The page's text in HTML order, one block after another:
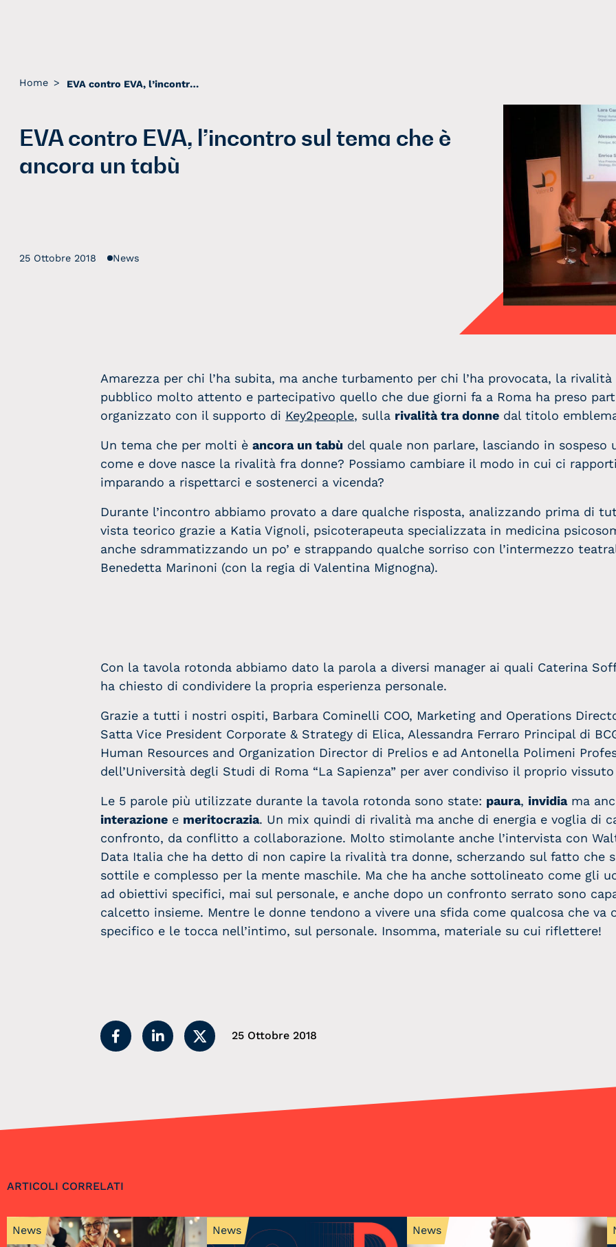
Home > EVA contro EVA, l’incontro sul tema che è ancora un tabù
EVA contro EVA, l’incontro sul tema che è
ancora un tabù
25 Ottobre 2018 News
Amarezza per chi l’ha subita, ma anche turbamento per chi l’ha provocata, la rivalità
pubblico molto attento e partecipativo quello che due giorni fa a Roma ha preso
organizzato con il supporto di Key2people, sulla rivalità tra donne dal titolo
Un tema che per molti è ancora un tabù del quale non parlare, lasciando in sospeso
come e dove nasce la rivalità fra donne? Possiamo cambiare il modo in cui ci
imparando a rispettarci e sostenerci a vicenda?
Durante l’incontro abbiamo provato a dare qualche risposta, analizzando prima di
vista teorico grazie a Katia Vignoli, psicoterapeuta specializzata in medicina
anche sdrammatizzando un po’ e strappando qualche sorriso con l’intermezzo
Benedetta Marinoni (con la regia di Valentina Mignogna).
Con la tavola rotonda abbiamo dato la parola a diversi manager ai quali Caterina
ha chiesto di condividere la propria esperienza personale.
Grazie a tutti i nostri ospiti, Barbara Cominelli COO, Marketing and Operations
Satta Vice President Corporate & Strategy di Elica, Alessandra Ferraro Principal di
Human Resources and Organization Director di Prelios e ad Antonella Polimeni
dell’Università degli Studi di Roma “La Sapienza” per aver condiviso il proprio
Le 5 parole più utilizzate durante la tavola rotonda sono state: paura, invidiama
interazione e meritocrazia. Un mix quindi di rivalità ma anche di energia e voglia di
confronto, da conflitto a collaborazione. Molto stimolante anche l’intervista con
Data Italia che ha detto di non capire la rivalità tra donne, scherzando sul fatto che
sottile e complesso per la mente maschile. Ma che ha anche sottolineato come gli
ad obiettivi specifici, mai sul personale, e anche dopo un confronto serrato sono
calcetto insieme. Mentre le donne tendono a vivere una sfida come qualcosa che va
specifico e le tocca nell’intimo, sul personale. Insomma, materiale su cui riflettere!
25 Ottobre 2018
ARTICOLI CORRELATI
News News News